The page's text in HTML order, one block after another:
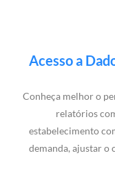
Acesso a
Conheça melhor o
relatórios
estabelecimento
demanda, ajustar o